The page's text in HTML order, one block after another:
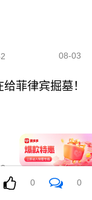
08-03
菲律宾掘墓！
08-03
0 0